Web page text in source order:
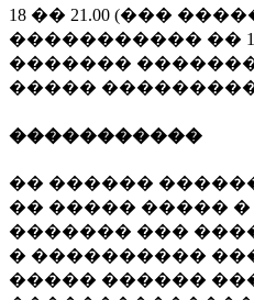
18 �� 21.00 (���
����������� ��
�������
�����
�����������
�� ������
�� ����� �����
������� ���
� ����������
����� ������